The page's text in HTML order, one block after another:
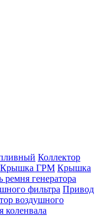
Коллектор
Крышка ГРМ Крышка
ремня генератора
фильтра Привод
воздушного
коленвала